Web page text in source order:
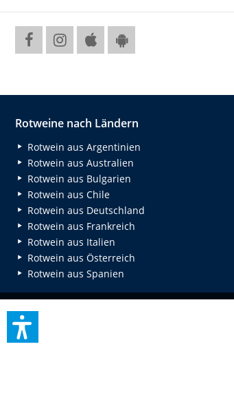
Rotweine nach Ländern
Rotwein aus Argentinien
Rotwein aus Australien
Rotwein aus Bulgarien
Rotwein aus Chile
Rotwein aus Deutschland
Rotwein aus Frankreich
Rotwein aus Italien
Rotwein aus Österreich
Rotwein aus Spanien